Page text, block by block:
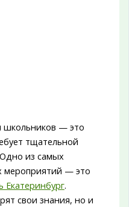
школьников — это
тщательной
из самых
— это
Екатеринбург.
свои знания, но и